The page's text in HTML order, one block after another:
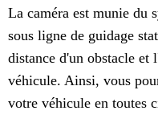
La caméra est munie du
sous ligne de guidage
distance d'un obstacle et
véhicule. Ainsi, vous
votre véhicule en toutes